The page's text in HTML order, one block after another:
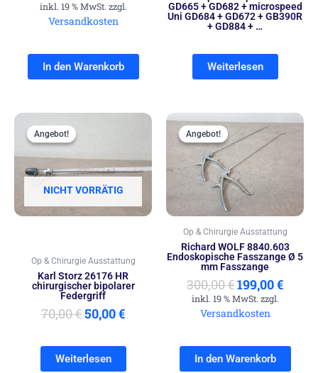
inkl. 19 % MwSt. zzgl.
Versandkosten
In den Warenkorb
GD665 + GD682 + microspeed
Uni GD684 + GD672 + GB390R
+ GD884 + …
Weiterlesen
Angebot!
NICHT VORRÄTIG
Angebot!
Op & Chirurgie Ausstattung
Karl Storz 26176 HR
chirurgischer bipolarer
Federgriff
70,00€
Ursprünglicher
70,00 €
50,00€
Aktueller
50,00 €.
Weiterlesen
Angebot!
Angebot!
Op & Chirurgie Ausstattung
Richard WOLF 8840.603
Endoskopische Fasszange Ø 5
mm Fasszange
300,00€
Preis
war:
300,00 €
199,00€
Preis
inkl. 19 % MwSt. zzgl.
Versandkosten
In den Warenkorb